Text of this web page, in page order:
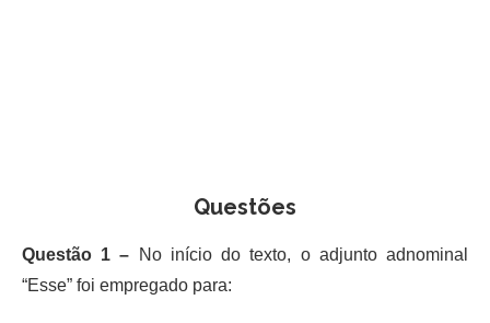
Questões
Questão 1 –
No início do texto, o adjunto adnominal
“Esse” foi empregado para: